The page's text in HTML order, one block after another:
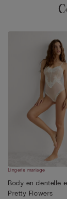
Lingerie mariage
Body en dentelle
Pretty Flowers